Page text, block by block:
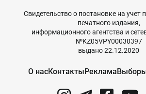
Свидетельство о постановке на учет
печатного издания,
информационного агентства и
№KZ05VPY00030397
выдано 22.12.2020
О насКонтактыРеклама